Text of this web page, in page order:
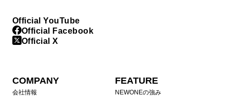
Official YouTube
Official Facebook
Official X
COMPANY
会社情報
FEATURE
NEWONEの強み